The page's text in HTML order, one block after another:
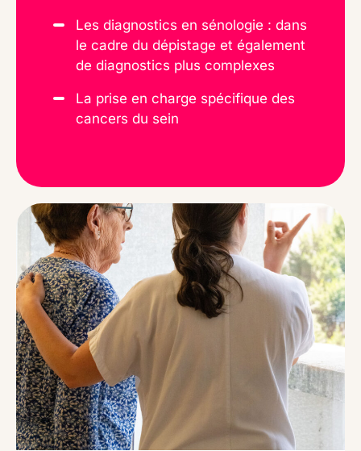
Les diagnostics en sénologie : dans
le cadre du dépistage et également
de diagnostics plus complexes
La prise en charge spécifique des
cancers du sein